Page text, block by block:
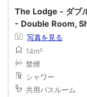
The Lodge - ダブ
- Double Room,
写真を見る
14m²
禁煙
シャワー
共用バスルーム